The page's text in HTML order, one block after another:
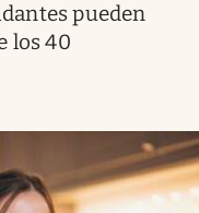
pueden
los 40